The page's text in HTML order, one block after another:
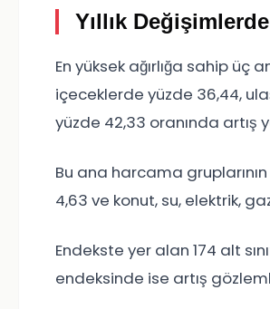
Yıllık
En yüksek ağırlığa sahip üç
içeceklerde yüzde 36,44,
yüzde 42,33 oranında artış
Bu ana harcama
4,63 ve konut, su, elektrik,
Endekste yer alan 174 alt
endeksinde ise artış